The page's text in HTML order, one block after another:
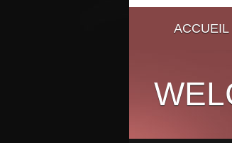
ACCUEIL